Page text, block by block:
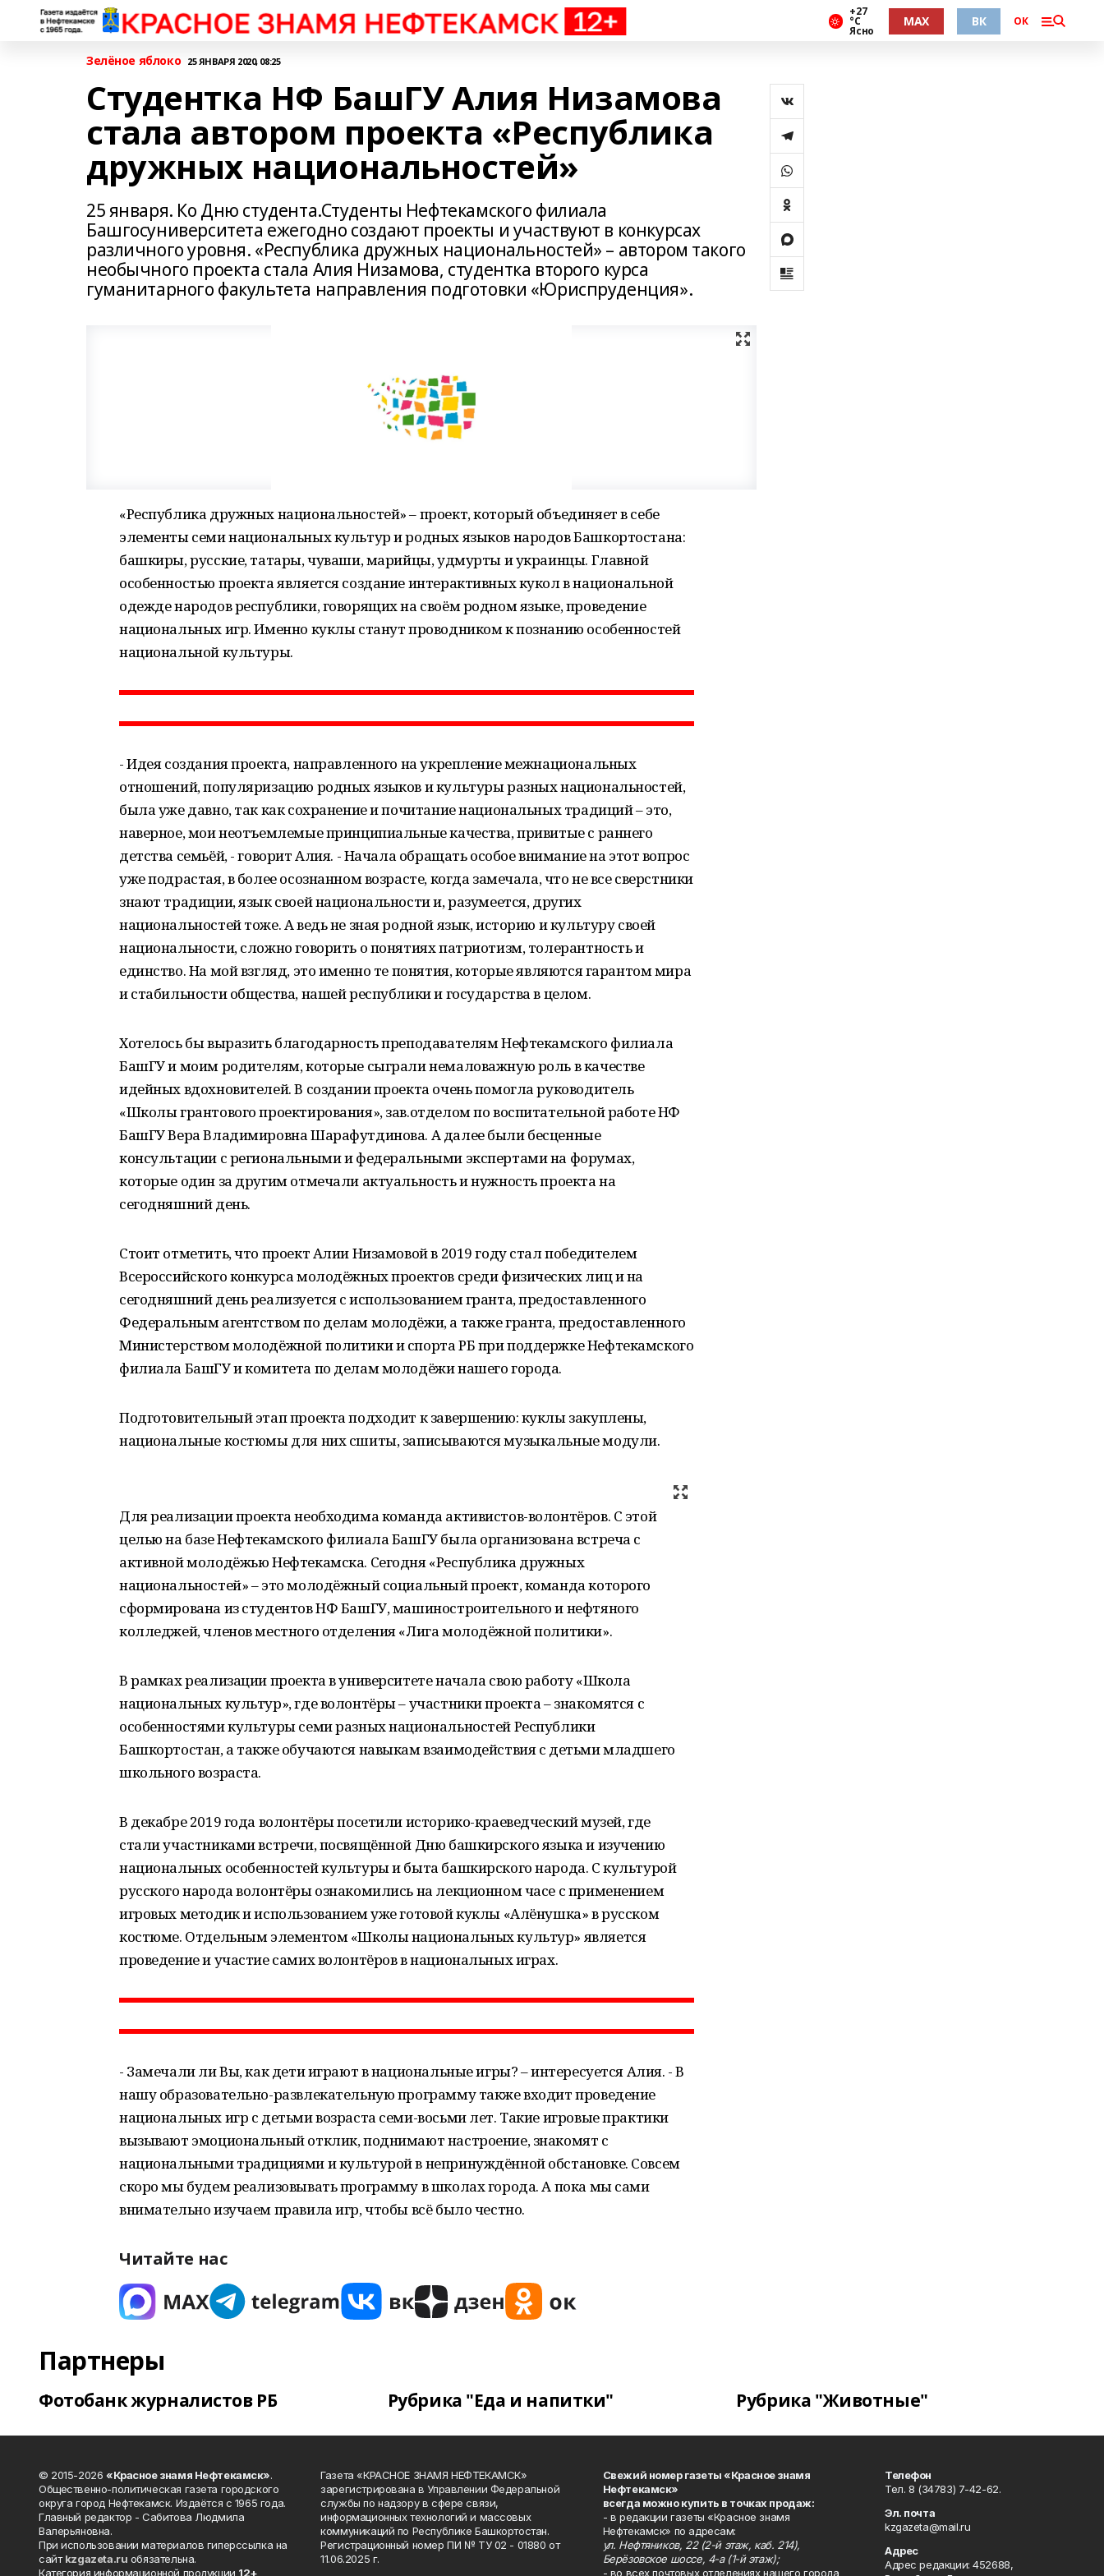
+27
°С
Ясно
MAX ВК ОК
Зелёное яблоко 25 ЯНВАРЯ 2020, 08:25
Студентка НФ БашГУ Алия Низамова
стала автором проекта «Республика
дружных национальностей»
25 января. Ко Дню студента.Студенты Нефтекамского филиала
Башгосуниверситета ежегодно создают проекты и участвуют в конкурсах
различного уровня. «Республика дружных национальностей» – автором такого
необычного проекта стала Алия Низамова, студентка второго курса
гуманитарного факультета направления подготовки «Юриспруденция».
«Республика дружных национальностей» – проект, который объединяет в себе
элементы семи национальных культур и родных языков народов Башкортостана:
башкиры, русские, татары, чуваши, марийцы, удмурты и украинцы. Главной
особенностью проекта является создание интерактивных кукол в национальной
одежде народов республики, говорящих на своём родном языке, проведение
национальных игр. Именно куклы станут проводником к познанию особенностей
национальной культуры.
- Идея создания проекта, направленного на укрепление межнациональных
отношений, популяризацию родных языков и культуры разных национальностей,
была уже давно, так как сохранение и почитание национальных традиций – это,
наверное, мои неотъемлемые принципиальные качества, привитые с раннего
детства семьёй, - говорит Алия. - Начала обращать особое внимание на этот вопрос
уже подрастая, в более осознанном возрасте, когда замечала, что не все сверстники
знают традиции, язык своей национальности и, разумеется, других
национальностей тоже. А ведь не зная родной язык, историю и культуру своей
национальности, сложно говорить о понятиях патриотизм, толерантность и
единство. На мой взгляд, это именно те понятия, которые являются гарантом мира
и стабильности общества, нашей республики и государства в целом.
Хотелось бы выразить благодарность преподавателям Нефтекамского филиала
БашГУ и моим родителям, которые сыграли немаловажную роль в качестве
идейных вдохновителей. В создании проекта очень помогла руководитель
«Школы грантового проектирования», зав.отделом по воспитательной работе НФ
БашГУ Вера Владимировна Шарафутдинова. А далее были бесценные
консультации с региональными и федеральными экспертами на форумах,
которые один за другим отмечали актуальность и нужность проекта на
сегодняшний день.
Стоит отметить, что проект Алии Низамовой в 2019 году стал победителем
Всероссийского конкурса молодёжных проектов среди физических лиц и на
сегодняшний день реализуется с использованием гранта, предоставленного
Федеральным агентством по делам молодёжи, а также гранта, предоставленного
Министерством молодёжной политики и спорта РБ при поддержке Нефтекамского
филиала БашГУ и комитета по делам молодёжи нашего города.
Подготовительный этап проекта подходит к завершению: куклы закуплены,
национальные костюмы для них сшиты, записываются музыкальные модули.
Для реализации проекта необходима команда активистов-волонтёров. С этой
целью на базе Нефтекамского филиала БашГУ была организована встреча с
активной молодёжью Нефтекамска. Сегодня «Республика дружных
национальностей» – это молодёжный социальный проект, команда которого
сформирована из студентов НФ БашГУ, машиностроительного и нефтяного
колледжей, членов местного отделения «Лига молодёжной политики».
В рамках реализации проекта в университете начала свою работу «Школа
национальных культур», где волонтёры – участники проекта – знакомятся с
особенностями культуры семи разных национальностей Республики
Башкортостан, а также обучаются навыкам взаимодействия с детьми младшего
школьного возраста.
В декабре 2019 года волонтёры посетили историко-краеведческий музей, где
стали участниками встречи, посвящённой Дню башкирского языка и изучению
национальных особенностей культуры и быта башкирского народа. С культурой
русского народа волонтёры ознакомились на лекционном часе с применением
игровых методик и использованием уже готовой куклы «Алёнушка» в русском
костюме. Отдельным элементом «Школы национальных культур» является
проведение и участие самих волонтёров в национальных играх.
- Замечали ли Вы, как дети играют в национальные игры? – интересуется Алия. - В
нашу образовательно-развлекательную программу также входит проведение
национальных игр с детьми возраста семи-восьми лет. Такие игровые практики
вызывают эмоциональный отклик, поднимают настроение, знакомят с
национальными традициями и культурой в непринуждённой обстановке. Совсем
скоро мы будем реализовывать программу в школах города. А пока мы сами
внимательно изучаем правила игр, чтобы всё было честно.
Читайте нас
Партнеры
Фотобанк журналистов РБ Рубрика "Еда и напитки" Рубрика "Животные"
© 2015-2026 «Красное знамя Нефтекамск».
Общественно-политическая газета городского
округа город Нефтекамск. Издаётся с 1965 года.
Главный редактор - Сабитова Людмила
Валерьяновна.
При использовании материалов гиперссылка на
сайтkzgazeta.ru обязательна.
Категория информационной продукции 12+
Газета «КРАСНОЕ ЗНАМЯ НЕФТЕКАМСК»
зарегистрирована в Управлении Федеральной
службы по надзору в сфере связи,
информационных технологий и массовых
коммуникаций по Республике Башкортостан.
Регистрационный номер ПИ № ТУ 02 - 01880 от
11.06.2025 г.
Свежий номер газеты «Красное знамя
Нефтекамск»
всегда можно купить в точках продаж:
- в редакции газеты «Красное знамя
Нефтекамск» по адресам:
ул. Нефтяников, 22 (2-й этаж, каб. 214),
Берёзовское шоссе, 4-а (1-й этаж);
- во всех почтовых отделениях нашего города
Телефон
Тел. 8 (34783) 7-42-62.
Эл. почта
kzgazeta@mail.ru
Адрес
Адрес редакции: 452688,